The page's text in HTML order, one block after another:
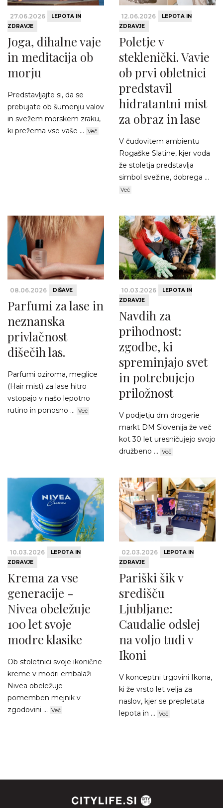
27.06.2026
LEPOTA IN
ZDRAVJE
Joga, dihalne vaje
in meditacija ob
morju
Predstavljajte si, da se
prebujate ob šumenju valov
in svežem morskem zraku,
ki prežema vse vaše ... Več
12.06.2026
LEPOTA IN
ZDRAVJE
Poletje v
steklenički. Vavie
ob prvi obletnici
predstavil
hidratantni mist
za obraz in lase
V čudovitem ambientu
Rogaške Slatine, kjer voda
že stoletja predstavlja
simbol svežine, dobrega ...
Več
08.06.2026 DIŠAVE
Parfumi za lase in
neznanska
privlačnost
dišečih las.
Parfumi oziroma, meglice
(Hair mist) za lase hitro
vstopajo v našo lepotno
rutino in ponosno ... Več
10.03.2026
LEPOTA IN
ZDRAVJE
Navdih za
prihodnost:
zgodbe, ki
spreminjajo svet
in potrebujejo
priložnost
V podjetju dm drogerie
markt DM Slovenija že več
kot 30 let uresničujejo svojo
družbeno ... Več
10.03.2026
LEPOTA IN
ZDRAVJE
Krema za vse
generacije -
Nivea obeležuje
100 let svoje
modre klasike
Ob stoletnici svoje ikonične
kreme v modri embalaži
Nivea obeležuje
pomemben mejnik v
zgodovini ... Več
02.03.2026
LEPOTA IN
ZDRAVJE
Pariški šik v
središču
Ljubljane:
Caudalie odslej
na voljo tudi v
Ikoni
V konceptni trgovini Ikona,
ki že vrsto let velja za
naslov, kjer se prepletata
lepota in ... Več